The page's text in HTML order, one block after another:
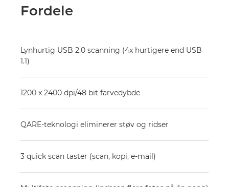
Fordele
Lynhurtig USB 2.0 scanning (4x hurtigere end USB
1.1)
1200 x 2400 dpi/48 bit farvedybde
QARE-teknologi eliminerer støv og ridser
3 quick scan taster (scan, kopi, e-mail)